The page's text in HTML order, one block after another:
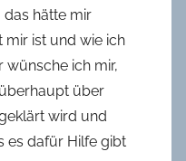
das hätte mir
mir ist und wie ich
wünsche ich mir,
über
wird und
es dafür Hilfe gibt